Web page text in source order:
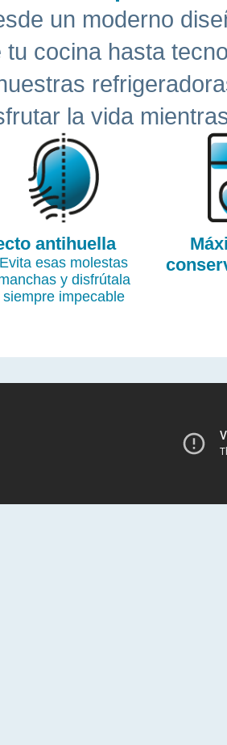
un moderno
tu cocina hasta
la vida
antihuella
Evita esas molestas
y disfrútala
siempre impecable